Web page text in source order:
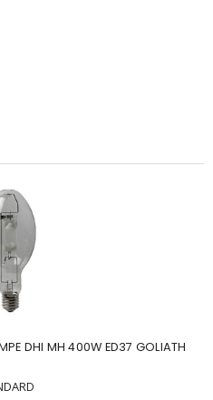
DHI MH 400W ED37 GOLIATH